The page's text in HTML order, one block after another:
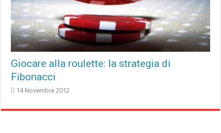
Giocare alla roulette: la strategia di
Fibonacci
14 Novembre 2012